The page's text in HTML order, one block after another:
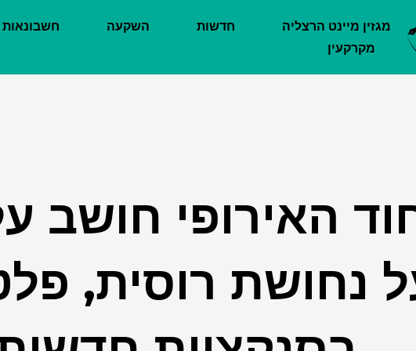
מגזין מיינט הרצליה חדשות השקעה
חשבונאות
מקרקעין
האירופי חושב
נחושת רוסית,